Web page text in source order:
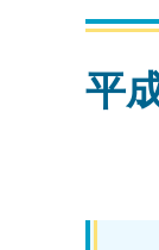
平